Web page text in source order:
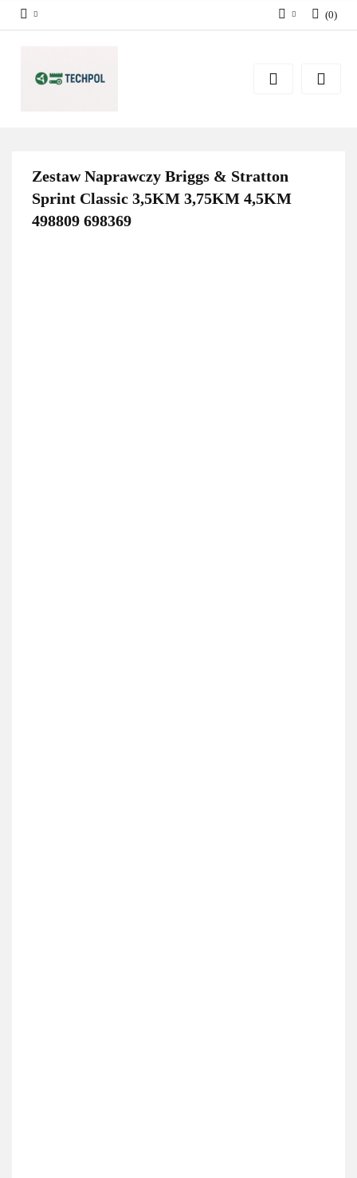
Zarejestruj się
(0)
Zestaw Naprawczy Briggs & Stratton
Sprint Classic 3,5KM 3,75KM 4,5KM
498809 698369